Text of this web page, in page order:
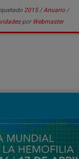
2015/Anuario /
por Webmaster